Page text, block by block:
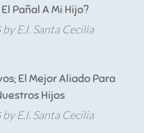
Pañal A Mi Hijo?
by E.I. Santa Cecilia
El Mejor Aliado Para
Hijos
by E.I. Santa Cecilia